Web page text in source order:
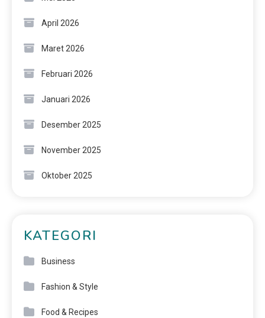
April 2026
Maret 2026
Februari 2026
Januari 2026
Desember 2025
November 2025
Oktober 2025
KATEGORI
Business
Fashion & Style
Food & Recipes